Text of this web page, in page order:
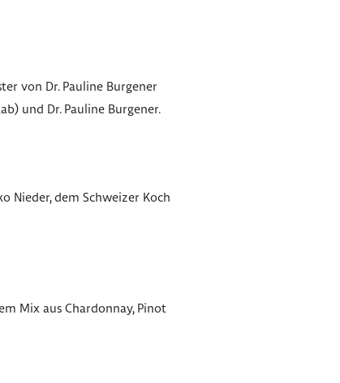
von Dr. Pauline Burgener
und Dr. Pauline Burgener.
Nieder, dem Schweizer Koch
Mix aus Chardonnay, Pinot